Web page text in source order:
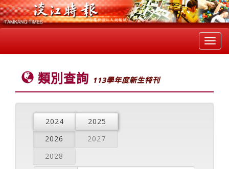
類別查詢 113學年度新生特刊
2024
2025
2026
2027
2028